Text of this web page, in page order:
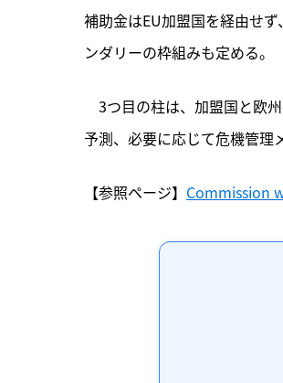
補助金はEU加盟国を経由せ
ンダリーの枠組みも定める。
3つ目の柱は、加盟国と欧
予測、必要に応じて危機管理
【参照ページ】 Commission